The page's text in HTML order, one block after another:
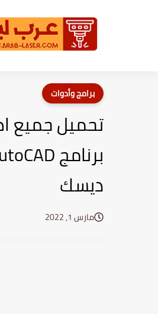
برامج وأدوات
تحميل جميع
ديسك
مارس 1, 2022